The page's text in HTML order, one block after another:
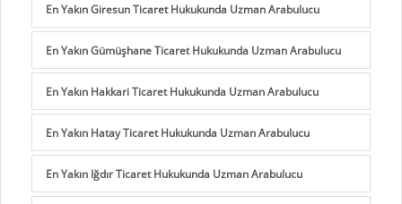
En Yakın Giresun Ticaret Hukukunda Uzman Arabulucu
En Yakın Gümüşhane Ticaret Hukukunda Uzman Arabulucu
En Yakın Hakkari Ticaret Hukukunda Uzman Arabulucu
En Yakın Hatay Ticaret Hukukunda Uzman Arabulucu
En Yakın Iğdır Ticaret Hukukunda Uzman Arabulucu